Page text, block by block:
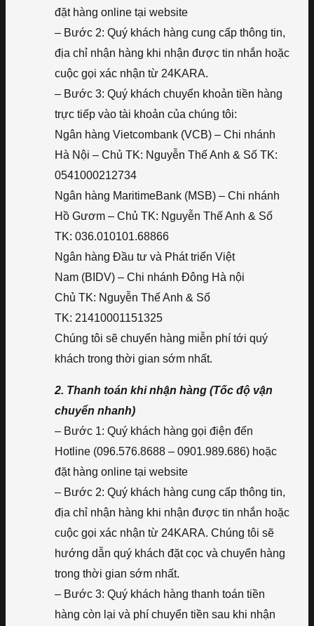
đặt hàng online tại website
– Bước 2: Quý khách hàng cung cấp thông tin,
địa chỉ nhận hàng khi nhận được tin nhắn hoặc
cuộc gọi xác nhận từ 24KARA.
– Bước 3: Quý khách chuyển khoản tiền hàng
trực tiếp vào tài khoản của chúng tôi:
Ngân hàng Vietcombank (VCB) – Chi nhánh
Hà Nội – Chủ TK: Nguyễn Thế Anh & Số TK:
0541000212734
Ngân hàng MaritimeBank (MSB) – Chi nhánh
Hồ Gươm – Chủ TK: Nguyễn Thế Anh & Số
TK: 036.010101.68866
Ngân hàng Đầu tư và Phát triển Việt
Nam (BIDV) – Chi nhánh Đông Hà nội
Chủ TK: Nguyễn Thế Anh & Số
TK: 21410001151325
Chúng tôi sẽ chuyển hàng miễn phí tới quý
khách trong thời gian sớm nhất.
2. Thanh toán khi nhận hàng (Tốc độ vận
chuyển nhanh)
– Bước 1: Quý khách hàng gọi điện đến
Hotline (096.576.8688 – 0901.989.686) hoặc
đặt hàng online tại website
– Bước 2: Quý khách hàng cung cấp thông tin,
địa chỉ nhận hàng khi nhận được tin nhắn hoặc
cuộc gọi xác nhận từ 24KARA. Chúng tôi sẽ
hướng dẫn quý khách đặt cọc và chuyển hàng
trong thời gian sớm nhất.
– Bước 3: Quý khách hàng thanh toán tiền
hàng còn lại và phí chuyển tiền sau khi nhận